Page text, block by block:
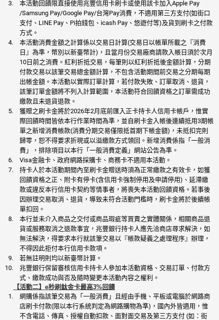
本活動回饋限直接使用兆豐信用卡刷卡或使用該卡加入Apple Pay
/Samsung Pay/Google Pay/台灣Pay消費，不適用第三方支付(如街口
支付、LINE Pay、Pi拍錢包、icash Pay、悠遊付等)及貨到刷卡之付款
方式。
本活動消費金額之計算係以交易日計算(交易日以帳單所載之『消費
日』為準，幣別以新臺幣計)，且當月份交易廠商請款入帳日須於次月
10日前之消費。紅利折抵交易，每筆則以紅利折抵後金額計算，分期
付款交易以該筆交易總金額計算，不包含活動期間前交易之分期每期
出帳金額。本活動以實際訂單計算，若付款失敗、訂單取消、退貨，
該筆訂單金額將不列入計算範圍，本活動符合回饋資格之訂單需成功
繳款且未退貨退款。
獲贈之刷卡金將於2026年2月底前匯入正卡持卡人信用卡帳戶，惟實
際回饋時間皆依本行作業時間為準，並自刷卡金入帳後連續抵用3期帳
單之新增消費帳款(消費分期交易僅限抵首期下帳金額)，未抵扣完則
歸零，恕不得要求折現或以溢繳款方式領回。新增消費係指「一般消
費」，排除項目以本行「一般消費定義」網站公告為準。
Visa金融卡、政府網路採購卡、商務卡不適用本活動。
持卡人於本活動期間內至刷卡金贈送時須為正常繳款之有效卡，如獲
回饋資格之正、附卡有停卡(含信用卡強制停用及申請停用)、延滯繳
款或違反本行信用卡契約等情事者，將喪失本活動回饋資格。若事後
因辦理交易取消、退貨，導致未符合活動門檻時，刷卡金將於後續帳
單扣回。
本行並未介入商品之交付或商品瑕疵等買賣之實體關係，相關商品退
貨或服務取消之退款事宜，兆豐銀行持卡人應先洽商店尋求解決，如
無法解決，得要求本行就該筆交易以『帳款疑義之處理程序』辦理，
不得因此拒付本行信用卡款項。
若無註明則均以新臺幣計算。
兆豐銀行保留審核信用卡持卡人參加本活動資格、交易訂單、付款方
式、繳款成功與否及隨時變更本活動內容之權利。
【活動二】e秒刷鈦金卡最高3%回饋
網購係指該筆交易為「一般消費」且經由手機、平板或電腦於網路商
店刷卡付款(限以本行系統判定為網路購物為準)，國內外皆適用，惟
不含電話、傳真、授權自動扣款、面對面交易及第三方支付 (如：街